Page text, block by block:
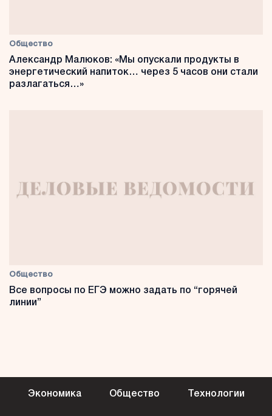
Общество
Александр Малюков: «Мы опускали продукты в
энергетический напиток… через 5 часов они стали
разлагаться…»
Общество
Все вопросы по ЕГЭ можно задать по “горячей
линии”
Экономика Общество Технологии